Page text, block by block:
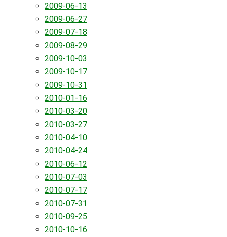
2009-06-13
2009-06-27
2009-07-18
2009-08-29
2009-10-03
2009-10-17
2009-10-31
2010-01-16
2010-03-20
2010-03-27
2010-04-10
2010-04-24
2010-06-12
2010-07-03
2010-07-17
2010-07-31
2010-09-25
2010-10-16